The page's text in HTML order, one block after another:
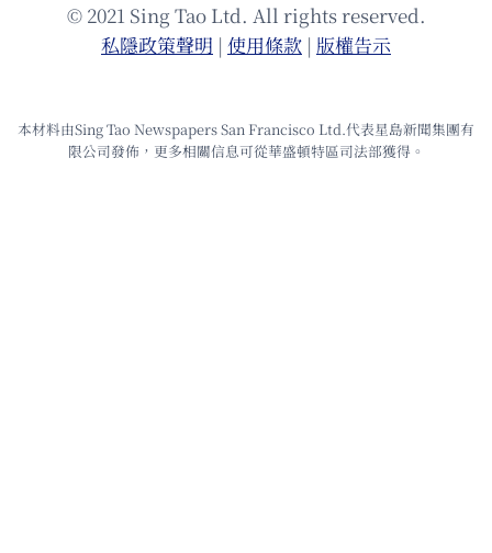
© 2021 Sing Tao Ltd. All rights reserved.
私隱政策聲明 | 使⽤條款 | 版權告⽰
本材料由Sing Tao Newspapers San Francisco Ltd.代表星島新聞集團有
限公司發佈，更多相關信息可從華盛頓特區司法部獲得。